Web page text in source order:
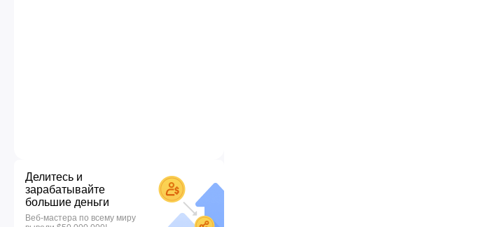
Делитесь и
зарабатывайте
большие деньги
Веб-мастера по всему миру